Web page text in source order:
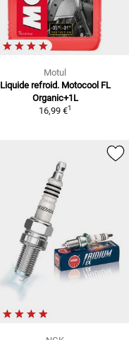
Motul
Liquide refroid. Motocool FL
Organic+1L
16,99 €1